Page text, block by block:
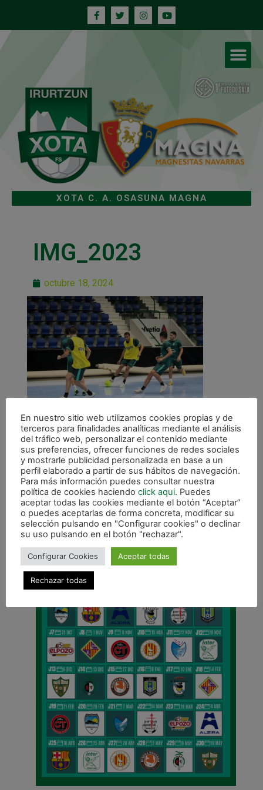
XOTA C. A. OSASUNA MAGNA
IMG_2023
octubre 18, 2024
ANTERIOR
Osasuna Magna busca prolongar el buen inicio, este domingo (12.30) en Peñíscola
CALENDARIO DE LIGA
En nuestro sitio web utilizamos cookies propias y de
terceros para finalidades analíticas mediante el análisis
del tráfico web, personalizar el contenido mediante
sus preferencias, ofrecer funciones de redes sociales
y mostrarle publicidad personalizada en base a un
perfil elaborado a partir de sus hábitos de navegación.
Para más información puedes consultar nuestra
política de cookies haciendo click aqui. Puedes
aceptar todas las cookies mediante el botón “Aceptar”
o puedes aceptarlas de forma concreta, modificar su
selección pulsando en "Configurar cookies" o declinar
su uso pulsando en el botón "rechazar".
Configurar Cookies Aceptar todas
Rechazar todas